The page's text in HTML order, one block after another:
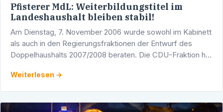
Pfisterer MdL: Weiterbildungstitel im
Landeshaushalt bleiben stabil!
Am Dienstag, 7. November 2006 wurde sowohl im Kabinett
als auch in den Regierungsfraktionen der Entwurf des
Doppelhaushalts 2007/2008 beraten. Die CDU-Fraktion hat
Weiterlesen →